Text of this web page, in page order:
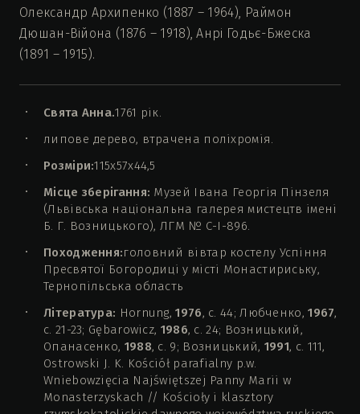
Олександр Архипенко (1887 – 1964), Раймон
Дюшан-Війона (1876 – 1918), Анрі Годьє-Бжеска
(1891 – 1915).
Свята Анна.1761 рік.
липове дерево, втрачена поліхромія.
Розміри:115х57х44,5
Місце зберігання: Музей Івана Георгія Пінзеля
(Львівська національна галерея мистецтв імені
Б. Г. Возницького), ЛГМ № С-І-896.
Походження:головний вівтар костелу Успіння
Пресвятої Богородиці у місті Монастириську,
Тернопільська область
Література: Hornung,1976, с. 44; Любченко,1967,
с. 21-23; Gębarowicz, 1986, с. 24; Возницький,
Опанасенко, 1988, с. 9; Возницький, 1991, с. 111,
Ostrowski J. K. Kościół parafialny p.w.
Wniebowzięcia Najświętszej Panny Marii w
Monasterzyskach // Kościoły i klasztory